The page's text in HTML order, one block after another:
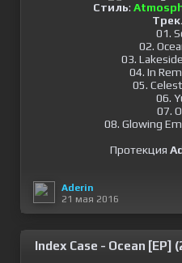
Стиль:
01.
02.
03.
04. In
05.
06.
07.
08. Glowing
Протекция
Aderin
21 мая 2016
Index Case - Ocean [EP]